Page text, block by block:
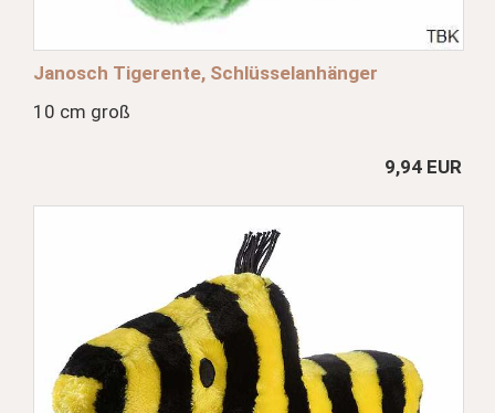
Janosch Tigerente, Schlüsselanhänger
10 cm groß
9,94 EUR